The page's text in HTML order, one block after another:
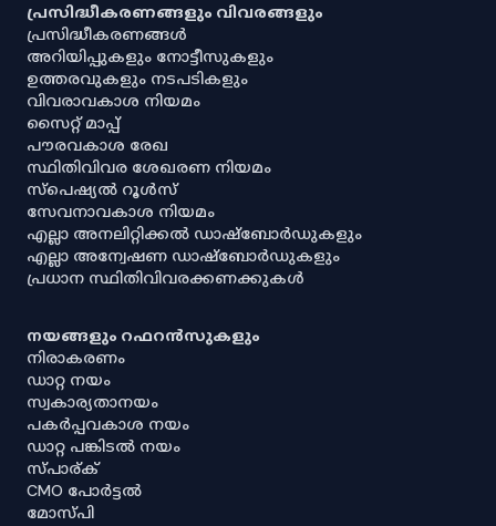
പ്രസിദ്ധീകരണങ്ങളും വിവരങ്ങളും
പ്രസിദ്ധീകരണങ്ങൾ
അറിയിപ്പുകളും നോട്ടീസുകളും
ഉത്തരവുകളും നടപടികളും
വിവരാവകാശ നിയമം
സൈറ്റ് മാപ്പ്
പൗരവകാശ രേഖ
സ്ഥിതിവിവര ശേഖരണ നിയമം
സ്‌പെഷ്യൽ റൂൾസ്
സേവനാവകാശ നിയമം
എല്ലാ അനലിറ്റിക്കൽ ഡാഷ്‌ബോർഡുകളും
എല്ലാ അന്വേഷണ ഡാഷ്‌ബോർഡുകളും
പ്രധാന സ്ഥിതിവിവരക്കണക്കുകൾ
നയങ്ങളും റഫറൻസുകളും
നിരാകരണം
ഡാറ്റ നയം
സ്വകാര്യതാനയം
പകർപ്പവകാശ നയം
ഡാറ്റ പങ്കിടൽ നയം
സ്പാര്ക്
CMO പോർട്ടൽ
മോസ്പി